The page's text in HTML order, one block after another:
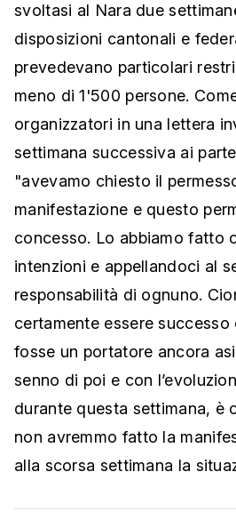
svoltasi al Nara due
disposizioni cantonali e
prevedevano particolari
meno di 1'500 persone.
organizzatori in una lettera
settimana successiva ai
"avevamo chiesto il
manifestazione e questo
concesso. Lo abbiamo fatto
intenzioni e appellandoci al
responsabilità di ognuno.
certamente essere
fosse un portatore ancora
senno di poi e con
durante questa settimana, è
non avremmo fatto la
alla scorsa settimana la